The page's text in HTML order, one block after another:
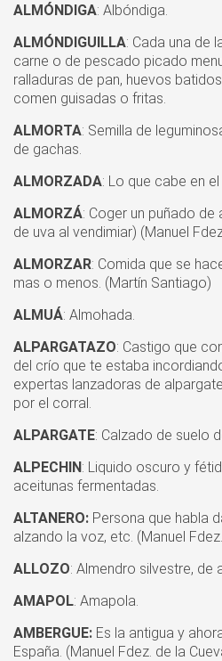
ALMÓNDIGA: Albóndiga.
ALMÓNDIGUILLA: Cada una de
carne o de pescado picado
ralladuras de pan, huevos
comen guisadas o fritas.
ALMORTA: Semilla de
de gachas.
ALMORZADA: Lo que cabe en
ALMORZÁ: Coger un puñado
de uva al vendimiar) (Manuel
ALMORZAR: Comida que se
mas o menos. (Martín Santiago)
ALMUÁ: Almohada.
ALPARGATAZO: Castigo que
del crío que te estaba
expertas lanzadoras de
por el corral.
ALPARGATE: Calzado de suelo
ALPECHIN: Liquido oscuro y
aceitunas fermentadas.
ALTANERO: Persona que habla
alzando la voz, etc. (Manuel
ALLOZO: Almendro silvestre, de
AMAPOL: Amapola.
AMBERGUE: Es la antigua y
España. (Manuel Fdez. de la